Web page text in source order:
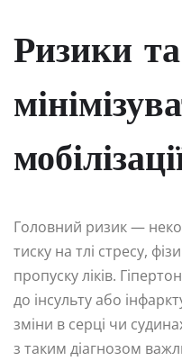
Ризики
Головний ризик —
тиску на тлі стресу,
пропуску ліків.
до інсульту або
зміни в серці чи
з таким діагнозом